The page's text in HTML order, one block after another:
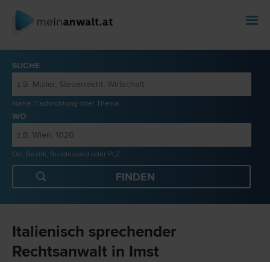
SUCHE
Name, Fachrichtung oder Thema
WO
Ort, Bezirk, Bundesland oder PLZ
Italienisch sprechender
Rechtsanwalt in Imst